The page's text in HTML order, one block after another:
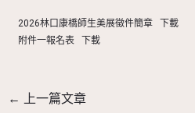
2026林口康橋師生美展徵件簡章
下載
附件一報名表
下載
← 上一篇文章